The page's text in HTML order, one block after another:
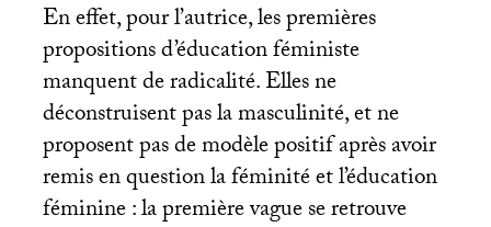
En effet, pour l’autrice, les premières
propositions d’éducation féministe
manquent de radicalité. Elles ne
déconstruisent pas la masculinité, et ne
proposent pas de modèle positif après avoir
remis en question la féminité et l’éducation
féminine : la première vague se retrouve